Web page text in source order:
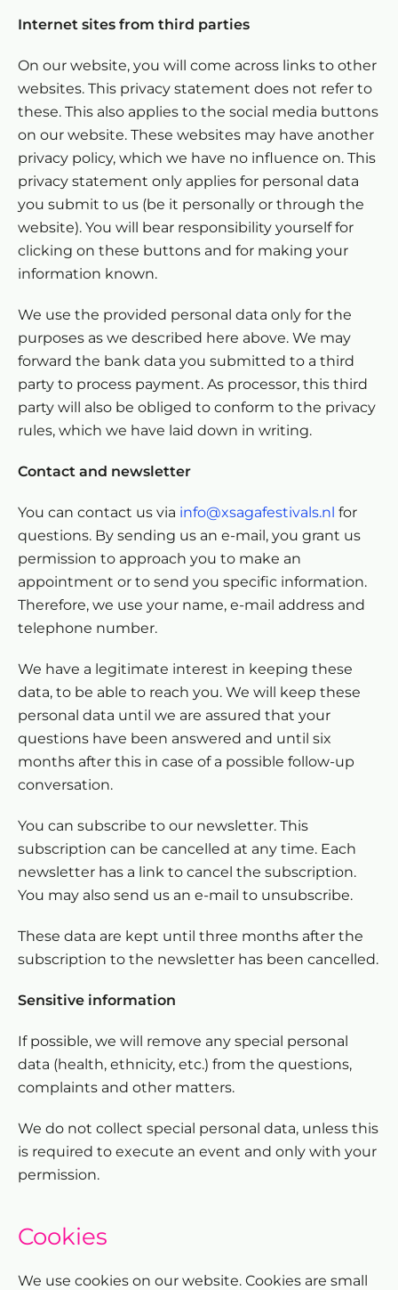
Internet sites from third parties
On our website, you will come across links to other
websites. This privacy statement does not refer to
these. This also applies to the social media buttons
on our website. These websites may have another
privacy policy, which we have no influence on. This
privacy statement only applies for personal data
you submit to us (be it personally or through the
website). You will bear responsibility yourself for
clicking on these buttons and for making your
information known.
We use the provided personal data only for the
purposes as we described here above. We may
forward the bank data you submitted to a third
party to process payment. As processor, this third
party will also be obliged to conform to the privacy
rules, which we have laid down in writing.
Contact and newsletter
You can contact us via info@xsagafestivals.nl for
questions. By sending us an e-mail, you grant us
permission to approach you to make an
appointment or to send you specific information.
Therefore, we use your name, e-mail address and
telephone number.
We have a legitimate interest in keeping these
data, to be able to reach you. We will keep these
personal data until we are assured that your
questions have been answered and until six
months after this in case of a possible follow-up
conversation.
You can subscribe to our newsletter. This
subscription can be cancelled at any time. Each
newsletter has a link to cancel the subscription.
You may also send us an e-mail to unsubscribe.
These data are kept until three months after the
subscription to the newsletter has been cancelled.
Sensitive information
If possible, we will remove any special personal
data (health, ethnicity, etc.) from the questions,
complaints and other matters.
We do not collect special personal data, unless this
is required to execute an event and only with your
permission.
Cookies
We use cookies on our website. Cookies are small